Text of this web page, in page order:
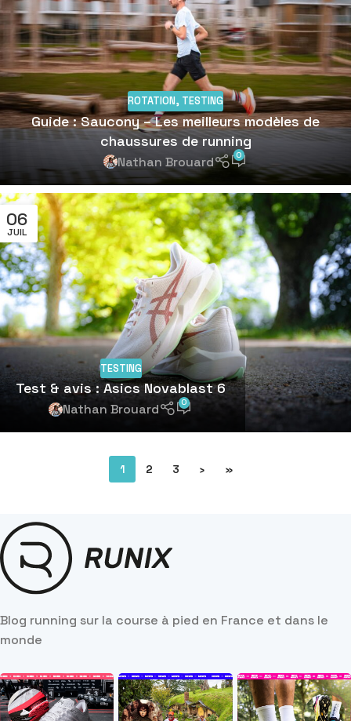
ROTATION, TESTING
Guide : Saucony – Les meilleurs modèles de
chaussures de running
Nathan Brouard 0
06
JUIL
TESTING
Test & avis : Asics Novablast 6
Nathan Brouard 0
1 2 3 › »
Blog running sur la course à pied en France et dans le
monde